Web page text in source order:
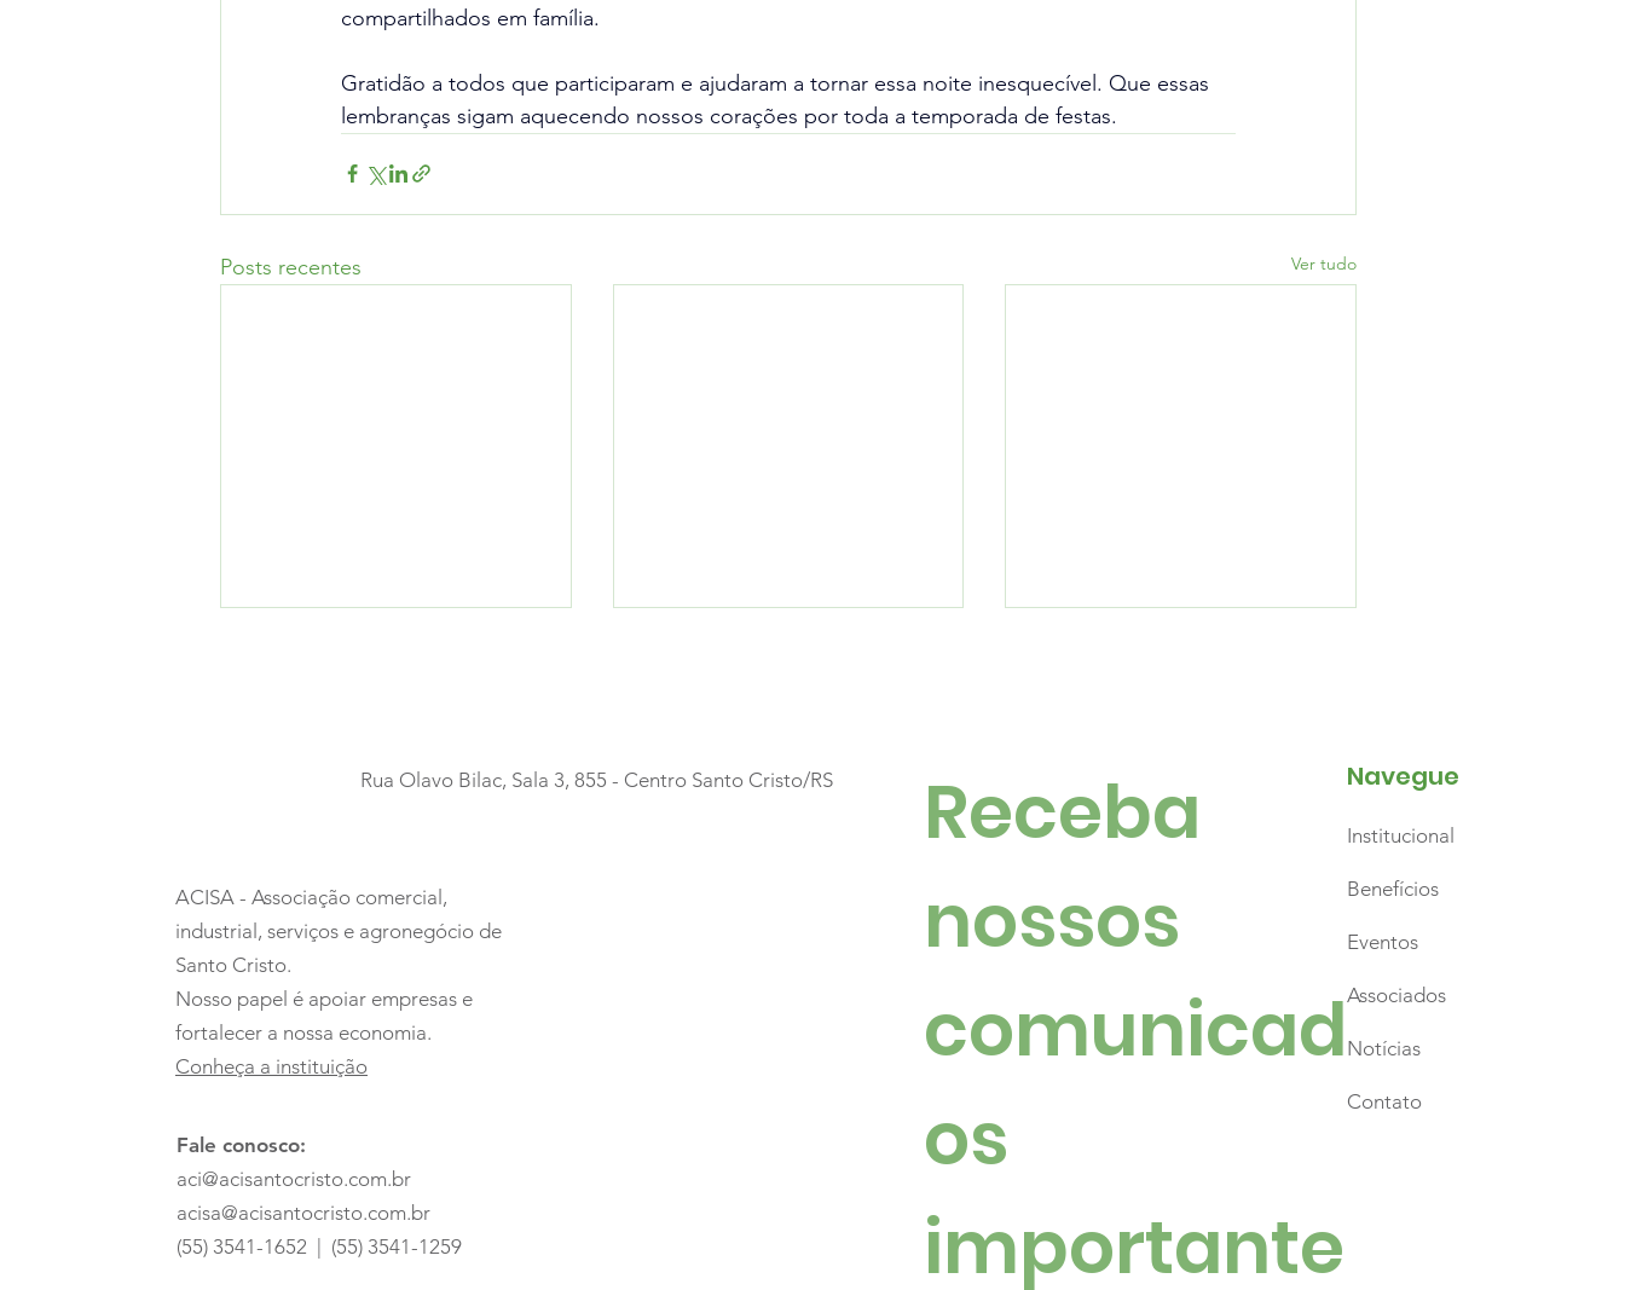
compartilhados em família.
Gratidão a todos que participaram e ajudaram a tornar essa noite inesquecível. Que essas
lembranças sigam aquecendo nossos corações por toda a temporada de festas.
Posts recentes Ver tudo
guardar na memória
marcaram a abertura do
marcam a programação
do Santo Natal de Santo
ACISA - Associação comercial,
industrial, serviços e agronegócio de
Santo Cristo.
Nosso papel é apoiar empresas e
fortalecer a nossa economia.
Conheça a instituição
Fale conosco:
aci@acisantocristo.com.br
acisa@acisantocristo.com.br
(55) 3541-1652 | (55) 3541-1259
Rua Olavo Bilac, Sala 3, 855 - Centro Santo Cristo/RS
Receba
nossos
comunicad
os
importante
Navegue
Institucional
Benefícios
Eventos
Associados
Notícias
Contato